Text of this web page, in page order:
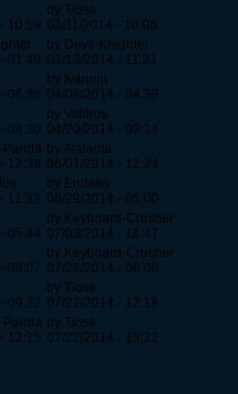
10:59
by Tiose
02/11/2014 - 10:05
01:49
by Devil-Knighter
02/13/2014 - 11:21
06:36
by Ivannm
04/06/2014 - 04:39
08:30
by Valtiros
04/20/2014 - 09:14
Panda
12:38
by Atalanta
06/01/2014 - 12:24
11:33
by Endako
06/29/2014 - 05:00
05:44
by Keyboard-Crusher
07/03/2014 - 16:47
08:07
by Keyboard-Crusher
07/22/2014 - 06:06
09:32
by Tiose
07/22/2014 - 12:18
Panda
12:15
by Tiose
07/22/2014 - 15:22